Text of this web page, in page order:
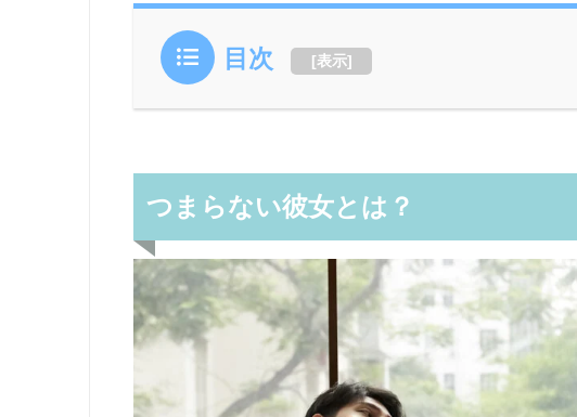
目次 [表示]
つまらない彼女とは？